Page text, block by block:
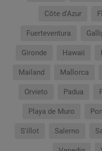
Côte d'Azur
Fuerteventura
Gironde Hawaii
Mailand Mallorca
Orvieto Padua
Playa de Muro
S'illot Salerno